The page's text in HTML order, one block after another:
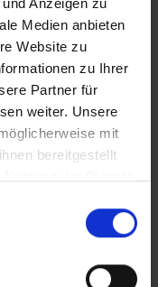
Anzeigen zu
Medien anbieten
Website zu
zu Ihrer
Partner für
weiter. Unsere
mit
bereitgestellt
Setup
Shop und
Logistik dazu